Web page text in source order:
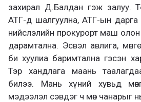
захирал Д.Балдан гэж залуу.
АТГ-д шалгуулна, АТГ-ын дарга
нийслэлийн прокурорт маш
дарамтална. Эсвэл авлига,
би хуулиа баримтална гэсэн
Тэр хандлага маань
билээ. Мань хүний хувьд мөнгө
мэдээлэл сэвдэг ч мөн чанарыг